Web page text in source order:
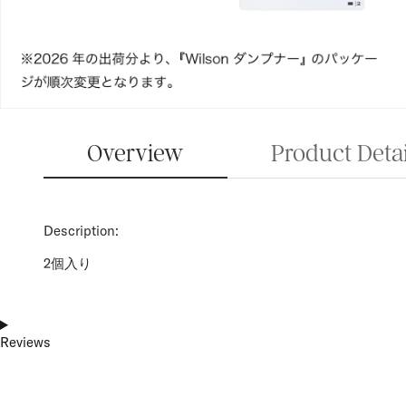
Overview Product
Description:
2個入り
Reviews